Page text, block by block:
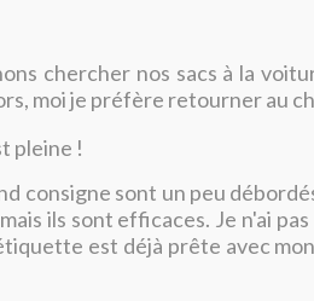
chercher nos sacs à la
moi je préfère retourner au
pleine !
consigne sont un peu
ils sont efficaces. Je n'ai
est déjà prête avec